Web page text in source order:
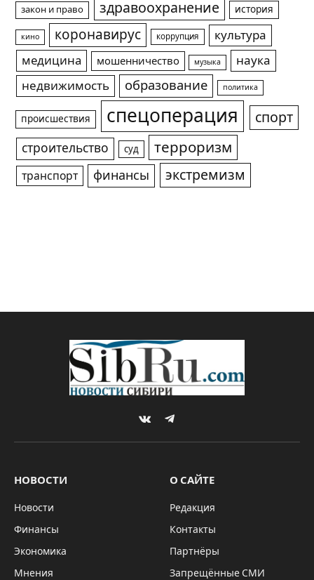
закон и право здравоохранение история
кино коронавирус коррупция
культура
медицина
мошенничество музыка
наука
недвижимость
образование политика
происшествия спецоперация спорт
строительство суд терроризм
транспорт финансы экстремизм
VKontakteTelegram
НОВОСТИ
Новости
Финансы
Экономика
Мнения
О САЙТЕ
Редакция
Контакты
Партнёры
Запрещённые СМИ